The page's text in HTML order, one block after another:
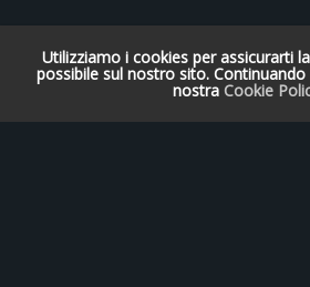
Utilizziamo i cookies per assicurarti
possibile sul nostro sito.
nostra Cookie